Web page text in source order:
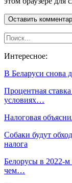
Интересное:
В Беларуси снова
Процентная
условиях…
Налоговая
Собаки будут
налога
Белорусы в 2022-
чем…